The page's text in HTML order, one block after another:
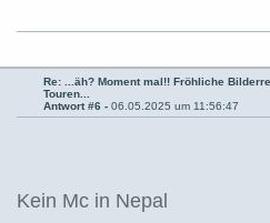
Re: ...äh? Moment mal!! Fröhliche
Touren...
Antwort #6 -06.05.2025 um 11:56:47
Kein Mc in Nepal